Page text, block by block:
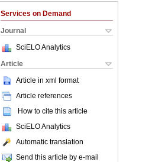
Services on Demand
Journal
SciELO Analytics
Article
Article in xml format
Article references
How to cite this article
SciELO Analytics
Automatic translation
Send this article by e-mail